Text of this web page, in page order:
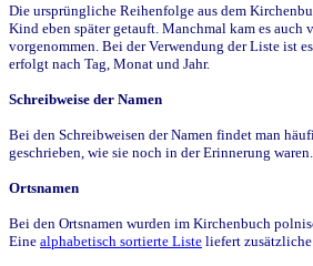
Die ursprüngliche Reihenfolge aus dem
Kind eben später getauft. Manchmal kam es
vorgenommen. Bei der Verwendung der Liste ist
erfolgt nach Tag, Monat und Jahr.
Schreibweise der Namen
Bei den Schreibweisen der Namen findet man
geschrieben, wie sie noch in der Erinnerung
Ortsnamen
Bei den Ortsnamen wurden im Kirchenbuch
Eine alphabetisch sortierte Liste liefert